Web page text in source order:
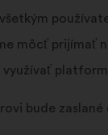
môcť prijímať
bude zaslané